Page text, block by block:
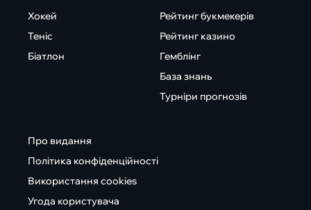
Хокей
Теніс
Біатлон
Рейтинг букмекерів
Рейтинг казино
Гемблінг
База знань
Турніри прогнозів
Про видання
Політика конфіденційності
Використання cookies
Угода користувача